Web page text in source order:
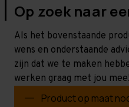
Op zoek naar
Als het bovenstaande
wens en onderstaande
zijn dat we te maken
werken graag met jou mee!
Product op maat